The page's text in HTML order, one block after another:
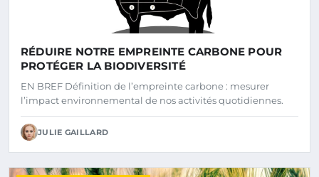
RÉDUIRE NOTRE EMPREINTE CARBONE POUR
PROTÉGER LA BIODIVERSITÉ
EN BREF Définition de l’empreinte carbone : mesurer
l’impact environnemental de nos activités quotidiennes.
JULIE GAILLARD